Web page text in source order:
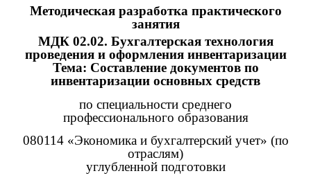
Методическая разработка практического
занятия
МДК 02.02. Бухгалтерская технология
проведения и оформления инвентаризации
Тема: Составление документов по
инвентаризации основных средств
по специальности среднего
профессионального образования
080114 «Экономика и бухгалтерский учет» (по
отраслям)
углубленной подготовки